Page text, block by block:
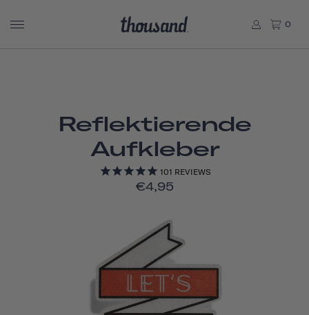
0
Reflektierende
Aufkleber
101 REVIEWS
€4,95